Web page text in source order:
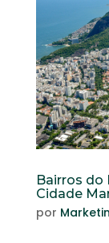
Bairros do
Cidade
por